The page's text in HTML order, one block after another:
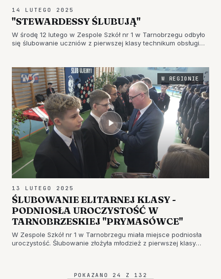
14 LUTEGO 2025
"STEWARDESSY ŚLUBUJĄ"
W środę 12 lutego w Zespole Szkół nr 1 w Tarnobrzegu odbyło
się ślubowanie uczniów z pierwszej klasy technikum obsługi
sztandarow…
W REGIONIE
13 LUTEGO 2025
ŚLUBOWANIE ELITARNEJ KLASY -
PODNIOSŁA UROCZYSTOŚĆ W
TARNOBRZESKIEJ "PRYMASÓWCE"
W Zespole Szkół nr 1 w Tarnobrzegu miała miejsce podniosła
uroczystość. Ślubowanie złożyła młodzież z pierwszej klasy
POKAZANO 24 Z 132